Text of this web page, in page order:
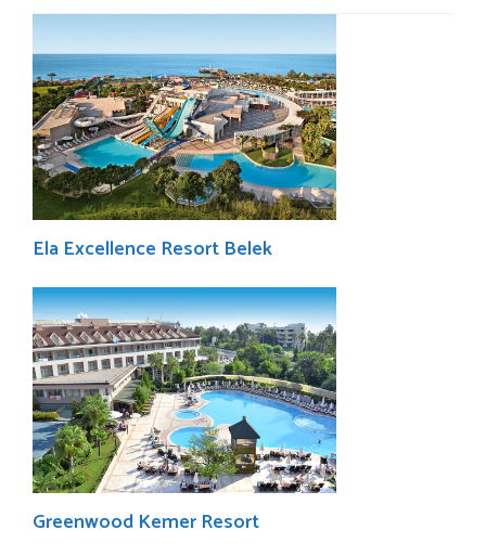
Ela Excellence Resort Belek
Greenwood Kemer Resort